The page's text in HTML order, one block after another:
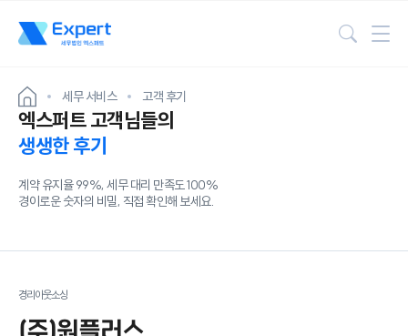
검색
엑스퍼트 고객님들의
생생한 후기
계약 유지율 99%, 세무 대리 만족도 100%
경이로운 숫자의 비밀, 직접 확인해 보세요.
세무 서비스 고객 후기
경리아웃소싱
(주)원플러스